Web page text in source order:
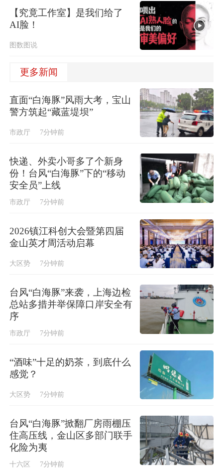
【究竟工作室】是我们给了
AI脸！
图数图说
更多新闻
直面“白海豚”风雨大考，宝山
警方筑起“藏蓝堤坝”
市政厅 7分钟前
快递、外卖小哥多了个新身
份！台风“白海豚”下的“移动
安全员”上线
市政厅 7分钟前
2026镇江科创大会暨第四届
金山英才周活动启幕
大区势 7分钟前
台风“白海豚”来袭，上海边检
总站多措并举保障口岸安全有
序
市政厅 7分钟前
“酒味”十足的奶茶，到底什么
感觉？
大区势 7分钟前
台风“白海豚”掀翻厂房雨棚压
住高压线，金山区多部门联手
化险为夷
十六区 7分钟前